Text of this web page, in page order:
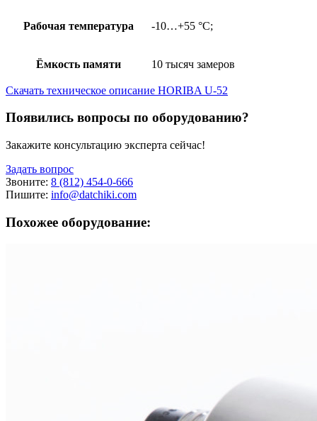
Рабочая температура -10…+55 °C;
Ёмкость памяти 10 тысяч замеров
Скачать техническое описание HORIBA U-52
Появились вопросы по оборудованию?
Закажите консультацию эксперта сейчас!
Задать вопрос
Звоните: 8 (812) 454-0-666
Пишите: info@datchiki.com
Похожее оборудование: